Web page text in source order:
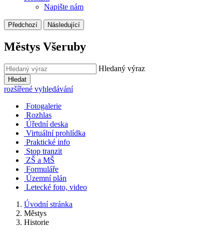
Napište nám
Předchozí Následující
Městys Všeruby
Hledaný výraz
Hledat
rozšířené vyhledávání
Fotogalerie
Rozhlas
Úřední deska
Virtuální prohlídka
Praktické info
Stop tranzit
ZŠ a MŠ
Formuláře
Územní plán
Letecké foto, video
Úvodní stránka
Městys
Historie